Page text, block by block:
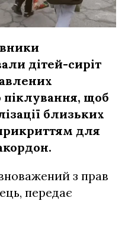
дітей-сиріт
піклування, щоб
близьких
для
з прав
передає